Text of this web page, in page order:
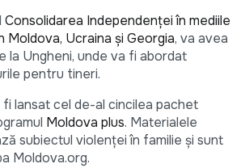
Consolidarea Independenței în mediile
Moldova, Ucraina și Georgia, va avea
la Ungheni, unde va fi abordat
pentru tineri.
lansat cel de-al cincilea pachet
Moldova plus. Materialele
subiectul violenței în familie și sunt
Moldova.org.